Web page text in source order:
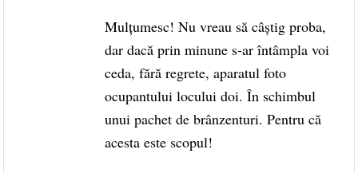
Mulțumesc! Nu vreau să câștig proba,
dar dacă prin minune s-ar întâmpla voi
ceda, fără regrete, aparatul foto
ocupantului locului doi. În schimbul
unui pachet de brânzenturi. Pentru că
acesta este scopul!